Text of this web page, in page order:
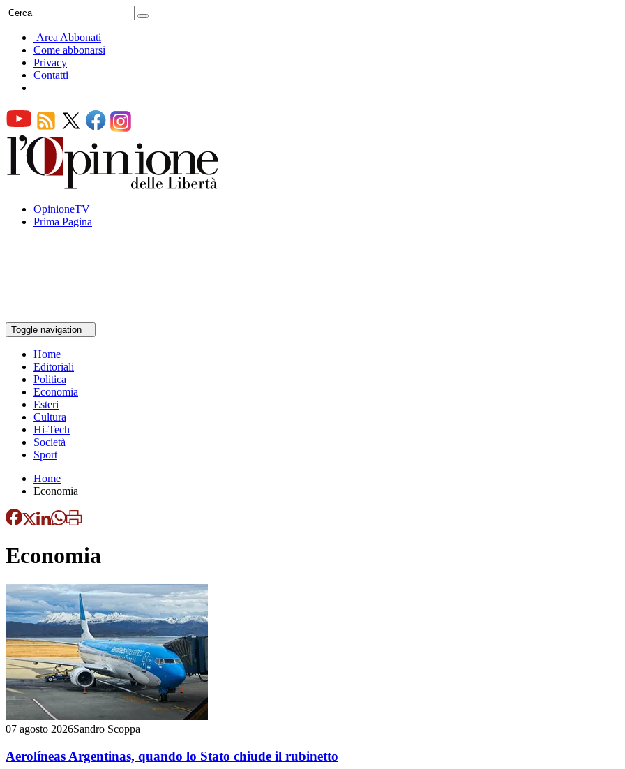
Area Abbonati
Come abbonarsi
Privacy
Contatti
OpinioneTV
Prima Pagina
Toggle navigation
Home
Editoriali
Politica
Economia
Esteri
Cultura
Hi-Tech
Società
Sport
Home
Economia
Economia
07 agosto 2026Sandro Scoppa
Aerolíneas Argentinas, quando lo Stato chiude il rubinetto